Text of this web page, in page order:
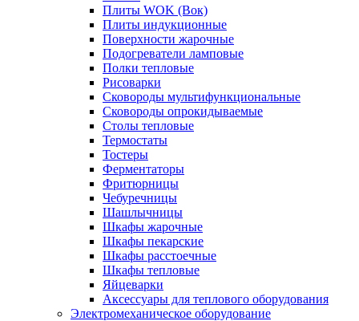
Плиты WOK (Вок)
Плиты индукционные
Поверхности жарочные
Подогреватели ламповые
Полки тепловые
Рисоварки
Сковороды мультифункциональные
Сковороды опрокидываемые
Столы тепловые
Термостаты
Тостеры
Ферментаторы
Фритюрницы
Чебуречницы
Шашлычницы
Шкафы жарочные
Шкафы пекарские
Шкафы расстоечные
Шкафы тепловые
Яйцеварки
Аксессуары для теплового оборудования
Электромеханическое оборудование